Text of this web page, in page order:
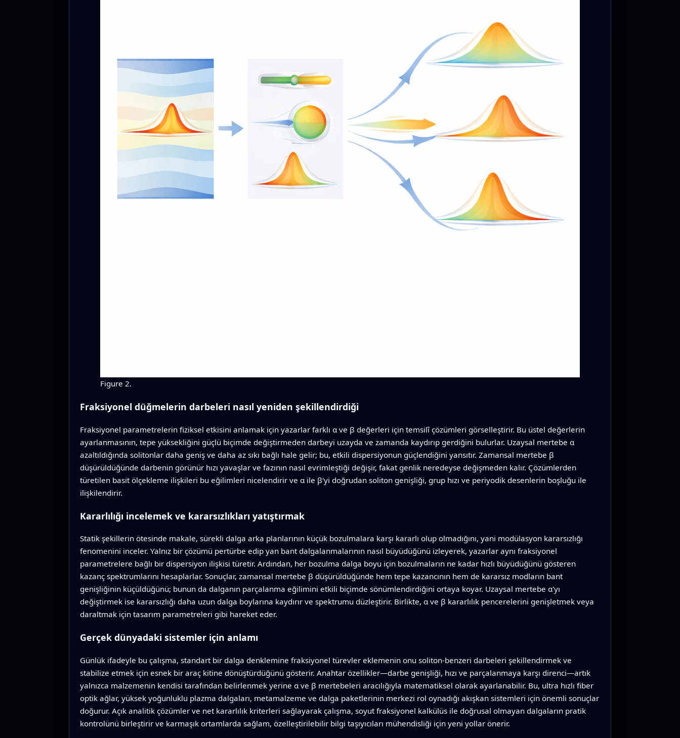
Figure 2.
Fraksiyonel düğmelerin darbeleri nasıl yeniden şekillendirdiği
Fraksiyonel parametrelerin fiziksel etkisini anlamak için yazarlar farklı α ve β değerleri için temsilî çözümleri görselleştirir. Bu üstel değerlerin
ayarlanmasının, tepe yüksekliğini güçlü biçimde değiştirmeden darbeyi uzayda ve zamanda kaydırıp gerdiğini bulurlar. Uzaysal mertebe α
azaltıldığında solitonlar daha geniş ve daha az sıkı bağlı hale gelir; bu, etkili dispersiyonun güçlendiğini yansıtır. Zamansal mertebe β
düşürüldüğünde darbenin görünür hızı yavaşlar ve fazının nasıl evrimleştiği değişir, fakat genlik neredeyse değişmeden kalır. Çözümlerden
türetilen basit ölçekleme ilişkileri bu eğilimleri nicelendirir ve α ile β'yi doğrudan soliton genişliği, grup hızı ve periyodik desenlerin boşluğu ile
ilişkilendirir.
Kararlılığı incelemek ve kararsızlıkları yatıştırmak
Statik şekillerin ötesinde makale, sürekli dalga arka planlarının küçük bozulmalara karşı kararlı olup olmadığını, yani modülasyon kararsızlığı
fenomenini inceler. Yalnız bir çözümü pertürbe edip yan bant dalgalanmalarının nasıl büyüdüğünü izleyerek, yazarlar aynı fraksiyonel
parametrelere bağlı bir dispersiyon ilişkisi türetir. Ardından, her bozulma dalga boyu için bozulmaların ne kadar hızlı büyüdüğünü gösteren
kazanç spektrumlarını hesaplarlar. Sonuçlar, zamansal mertebe β düşürüldüğünde hem tepe kazancının hem de kararsız modların bant
genişliğinin küçüldüğünü; bunun da dalganın parçalanma eğilimini etkili biçimde sönümlendirdiğini ortaya koyar. Uzaysal mertebe α'yı
değiştirmek ise kararsızlığı daha uzun dalga boylarına kaydırır ve spektrumu düzleştirir. Birlikte, α ve β kararlılık pencerelerini genişletmek veya
daraltmak için tasarım parametreleri gibi hareket eder.
Gerçek dünyadaki sistemler için anlamı
Günlük ifadeyle bu çalışma, standart bir dalga denklemine fraksiyonel türevler eklemenin onu soliton-benzeri darbeleri şekillendirmek ve
stabilize etmek için esnek bir araç kitine dönüştürdüğünü gösterir. Anahtar özellikler—darbe genişliği, hızı ve parçalanmaya karşı direnci—artık
yalnızca malzemenin kendisi tarafından belirlenmek yerine α ve β mertebeleri aracılığıyla matematiksel olarak ayarlanabilir. Bu, ultra hızlı fiber
optik ağlar, yüksek yoğunluklu plazma dalgaları, metamalzeme ve dalga paketlerinin merkezi rol oynadığı akışkan sistemleri için önemli sonuçlar
doğurur. Açık analitik çözümler ve net kararlılık kriterleri sağlayarak çalışma, soyut fraksiyonel kalkülüs ile doğrusal olmayan dalgaların pratik
kontrolünü birleştirir ve karmaşık ortamlarda sağlam, özelleştirilebilir bilgi taşıyıcıları mühendisliği için yeni yollar önerir.